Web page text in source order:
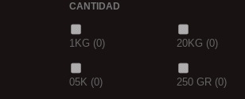
CANTIDAD
1KG (0) 20KG (0)
05K (0) 250 GR (0)